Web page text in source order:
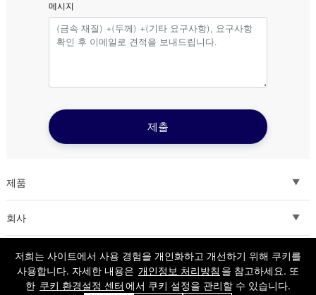
메시지
제출
제품
Sheet and Tube Laser Cutting Machine
회사
Solutions
Service
저희는 사이트에서 사용 경험을 개인화하고 개선하기 위해 쿠키를
사용합니다. 자세한 내용은 개인정보 처리방침 을 참고하세요. 또
한 쿠키 환경설정 센터 에서 쿠키 설정을 관리할 수 있습니다.